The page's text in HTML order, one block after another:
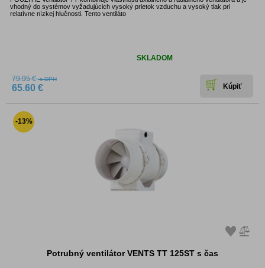
vhodný do systémov vyžadujúcich vysoký prietok vzduchu a vysoký tlak pri
relatívne nízkej hlučnosti. Tento ventiláto
SKLADOM
79.95 €s DPH
65.60 €
-13%
Potrubný ventilátor VENTS TT 125ST s čas